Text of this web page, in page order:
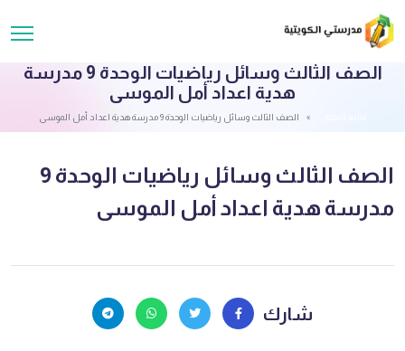
الصف الثالث وسائل رياضيات الوحدة 9 مدرسة
هدية اعداد أمل الموسى
الصف الثالث وسائل رياضيات الوحدة 9 مدرسة هدية اعداد أمل الموسى
الصف الثالث وسائل رياضيات الوحدة 9
مدرسة هدية اعداد أمل الموسى
شارك